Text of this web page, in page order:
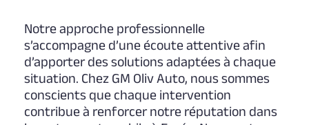
Notre approche professionnelle
s’accompagne d’une écoute attentive afin
d’apporter des solutions adaptées à chaque
situation. Chez GM Oliv Auto, nous sommes
conscients que chaque intervention
contribue à renforcer notre réputation dans